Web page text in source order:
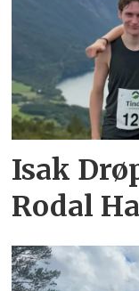
Isak
Rodal